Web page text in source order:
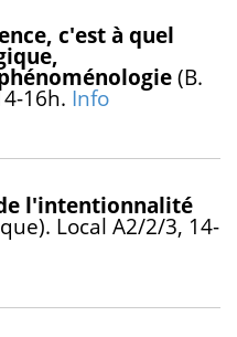
c'est à quel
(B.
16h. Info
l'intentionnalité
Local A2/2/3, 14-